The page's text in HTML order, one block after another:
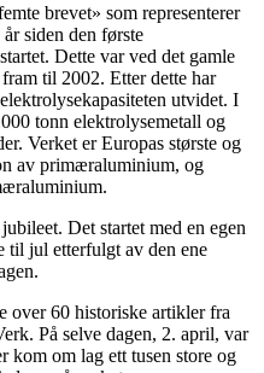
brevet» som representerer
siden den første
Dette var ved det gamle
til 2002. Etter dette har
utvidet. I
tonn elektrolysemetall og
Verket er Europas største og
av primæraluminium, og
Det startet med en egen
til jul etterfulgt av den ene
over 60 historiske artikler fra
På selve dagen, 2. april, var
kom om lag ett tusen store og